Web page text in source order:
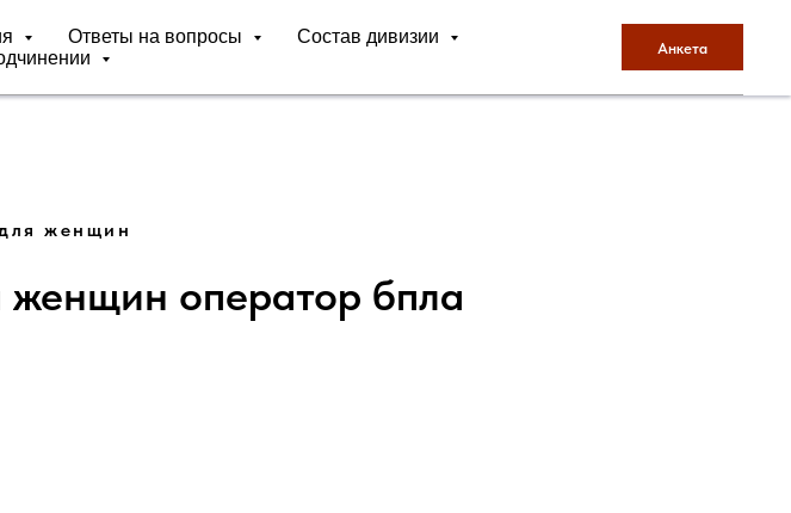
Ответы на вопросы
Состав дивизии
Анкета
женщин
женщин оператор бпла